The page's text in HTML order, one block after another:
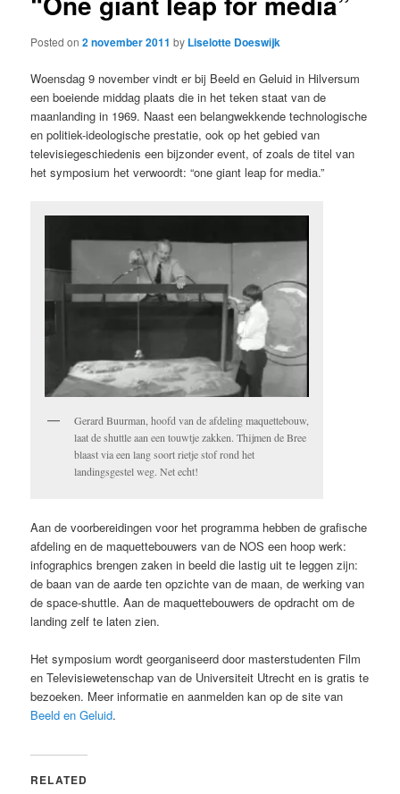
Posted on2 november 2011 by Liselotte Doeswijk
Woensdag 9 november vindt er bij Beeld en Geluid in Hilversum
een boeiende middag plaats die in het teken staat van de
maanlanding in 1969. Naast een belangwekkende technologische
en politiek-ideologische prestatie, ook op het gebied van
televisiegeschiedenis een bijzonder event, of zoals de titel van
het symposium het verwoordt: “one giant leap for media.”
Gerard Buurman, hoofd van de afdeling maquettebouw,
laat de shuttle aan een touwtje zakken. Thijmen de Bree
blaast via een lang soort rietje stof rond het
landingsgestel weg. Net echt!
Aan de voorbereidingen voor het programma hebben de grafische
afdeling en de maquettebouwers van de NOS een hoop werk:
infographics brengen zaken in beeld die lastig uit te leggen zijn:
de baan van de aarde ten opzichte van de maan, de werking van
de space-shuttle. Aan de maquettebouwers de opdracht om de
landing zelf te laten zien.
Het symposium wordt georganiseerd door masterstudenten Film
en Televisiewetenschap van de Universiteit Utrecht en is gratis te
bezoeken. Meer informatie en aanmelden kan op de site van
Beeld en Geluid.
RELATED